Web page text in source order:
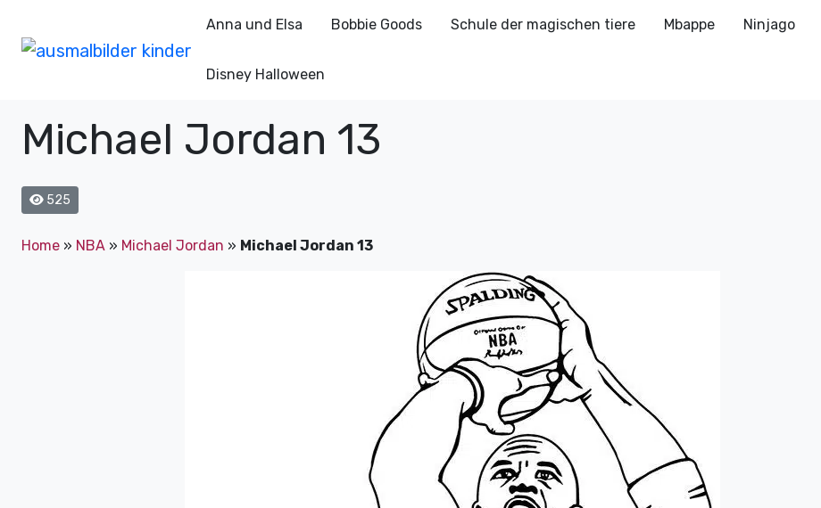
Anna und Elsa Bobbie Goods Schule der magischen tiere Mbappe Ninjago
Disney Halloween
Michael Jordan 13
525
Home » NBA » Michael Jordan » Michael Jordan 13